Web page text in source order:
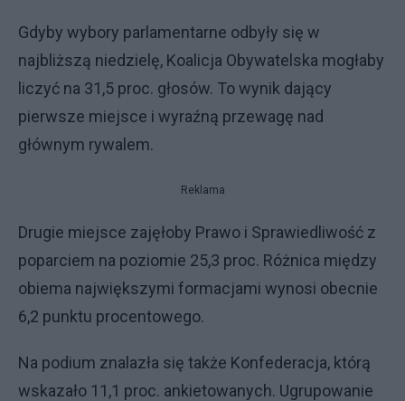
Gdyby wybory parlamentarne odbyły się w
najbliższą niedzielę, Koalicja Obywatelska mogłaby
liczyć na 31,5 proc. głosów. To wynik dający
pierwsze miejsce i wyraźną przewagę nad
głównym rywalem.
Reklama
Drugie miejsce zajęłoby Prawo i Sprawiedliwość z
poparciem na poziomie 25,3 proc. Różnica między
obiema największymi formacjami wynosi obecnie
6,2 punktu procentowego.
Na podium znalazła się także Konfederacja, którą
wskazało 11,1 proc. ankietowanych. Ugrupowanie